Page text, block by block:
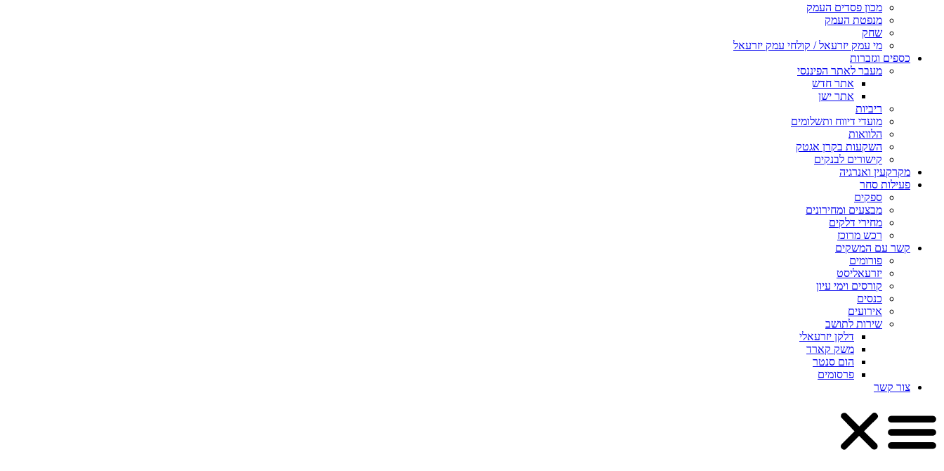
מכון פסדים העמק
מנפטת העמק
שחק
מי עמק יזרעאל / קולחי עמק יזרעאל
כספים וגזברות
מעבר לאתר הפיננסי
אתר חדש
אתר ישן
ריביות
מועדי דיווח ותשלומים
הלוואות
השקעות בקרן אגטק
קישורים לבנקים
מקרקעין ואנרגיה
פעילות סחר
ספקים
מבצעים ומחירונים
מחירי דלקים
רכש מרוכז
קשר עם המשקים
פורומים
יזרעאליסט
קורסים וימי עיון
כנסים
אירועים
שירות לתושב
דלקן יזרעאלי
משק קארד
הום סנטר
פרסומים
צור קשר